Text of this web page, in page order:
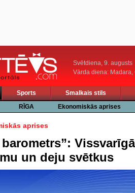
Svētdiena, 9. augusts
Vārda diena: Madara,
Sports
Smalkais stils
RĪGA Ekonomiskās aprises
aprises
un deju svētkus